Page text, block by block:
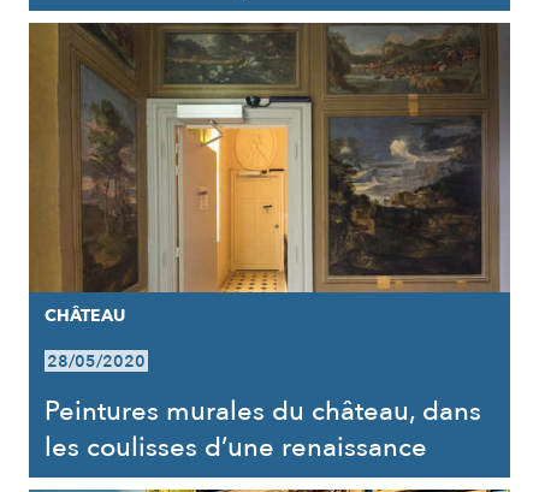
CHÂTEAU
28/05/2020
Peintures murales du château, dans
les coulisses d’une renaissance